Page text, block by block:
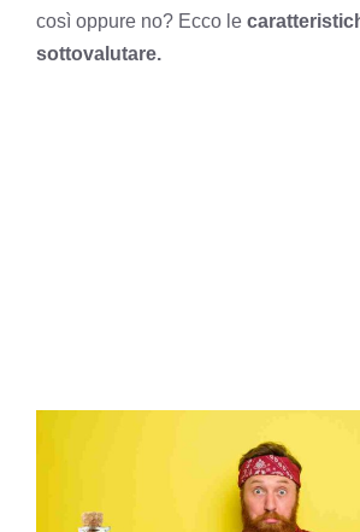
così oppure no? Ecco le
sottovalutare.